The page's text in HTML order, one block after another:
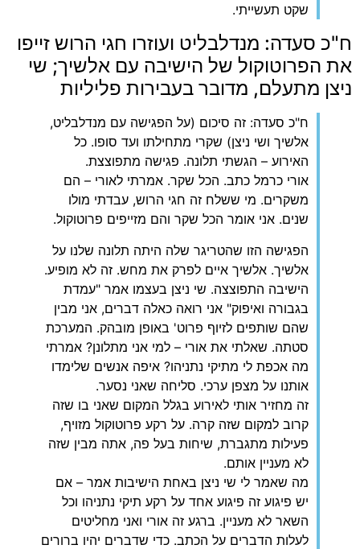
שקט תעשייתי.
ח"כ סעדה: מנדלבליט ועוזרו חגי הרוש זייפו
את הפרוטוקול של הישיבה עם אלשיך; שי
ניצן מתעלם, מדובר בעבירות פליליות
ח"כ סעדה: זה סיכום (על הפגישה עם מנדלבליט,
אלשיך ושי ניצן) שקרי מתחילתו ועד סופו. כל
האירוע – הגשתי תלונה. פגישה מתפוצצת.
אורי כרמל כתב. הכל שקר. אמרתי לאורי – הם
משקרים. מי ששלח זה חגי הרוש, עבדתי מולו
שנים. אני אומר הכל שקר והם מזייפים פרוטוקול.
‏הפגישה הזו שהטריגר שלה היתה תלונה שלנו על
אלשיך. אלשיך איים לפרק את מחש. זה לא מופיע.
הישיבה התפוצצה. שי ניצן בעצמו אמר "עמדת
בגבורה ואיפוק" אני רואה כאלה דברים, אני מבין
שהם שותפים לזיוף פרוט' באופן מובהק. המערכת
סטתה. שאלתי את אורי – למי אני מתלונן? אמרתי
מה אכפת לי מתיקי נתניהו? איפה אנשים שלימדו
אותנו על מצפן ערכי. סליחה שאני נסער.
זה מחזיר אותי לאירוע בגלל המקום שאני בו שזה
קרוב למקום שזה קרה. על רקע פרוטוקול מזויף,
פעילות מתגברת, שיחות בעל פה, אתה מבין שזה
לא מעניין אותם.
מה שאמר לי שי ניצן באחת הישיבות אמר – אם
יש פיגוע זה פיגוע אחד על רקע תיקי נתניהו וכל
השאר לא מעניין. ברגע זה אורי ואני מחליטים
לעלות הדברים על הכתב. כדי שדברים יהיו ברורים